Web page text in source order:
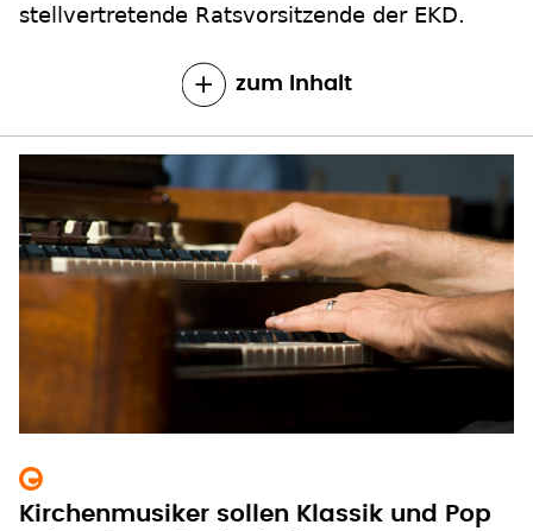
zum Inhalt
Kirchenmusiker sollen Klassik und Pop
unter einem Dach studieren
Die Zweige Klassik und Pop der westfälischen